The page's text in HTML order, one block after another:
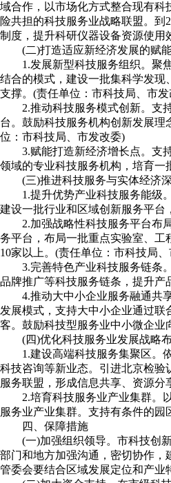
域合作，以市场化方式整合现有
险共担的科技服务业战略联盟。
制度，提升科研仪器设备资源使
(二)打造适应新经济发展的赋
1.发展新型科技服务组织。聚
结合的模式，建设一批集科学发现
支撑。(责任单位：市科技局、市
2.推动科技服务模式创新。支
台。鼓励科技服务机构创新发展
位：市科技局、市发改委)
3.赋能打造新经济增长点。支
领域的专业科技服务机构，培育
(三)推进科技服务与实体经济
1.提升优势产业科技服务能级
建设一批行业和区域创新服务平
2.加强战略性科技服务平台布
务平台，布局一批重点实验室、工
10家以上。(责任单位：市科技局
3.完善特色产业科技服务链条
品牌推广等科技服务链条，提升
4.推动大中小企业服务融通共
发展模式，支持大中小企业通过
客。鼓励科技型服务业中小微企业
(四)优化科技服务业发展战略
1.建设高端科技服务集聚区。
科技咨询等新业态。引进北京检
服务联盟，形成信息共享、资源
2.培育科技服务业产业集群。
服务业产业集群。支持有条件的
四、保障措施
(一)加强组织领导。市科技创
部门和地方加强沟通，密切协作，
管委会要结合区域发展定位和产